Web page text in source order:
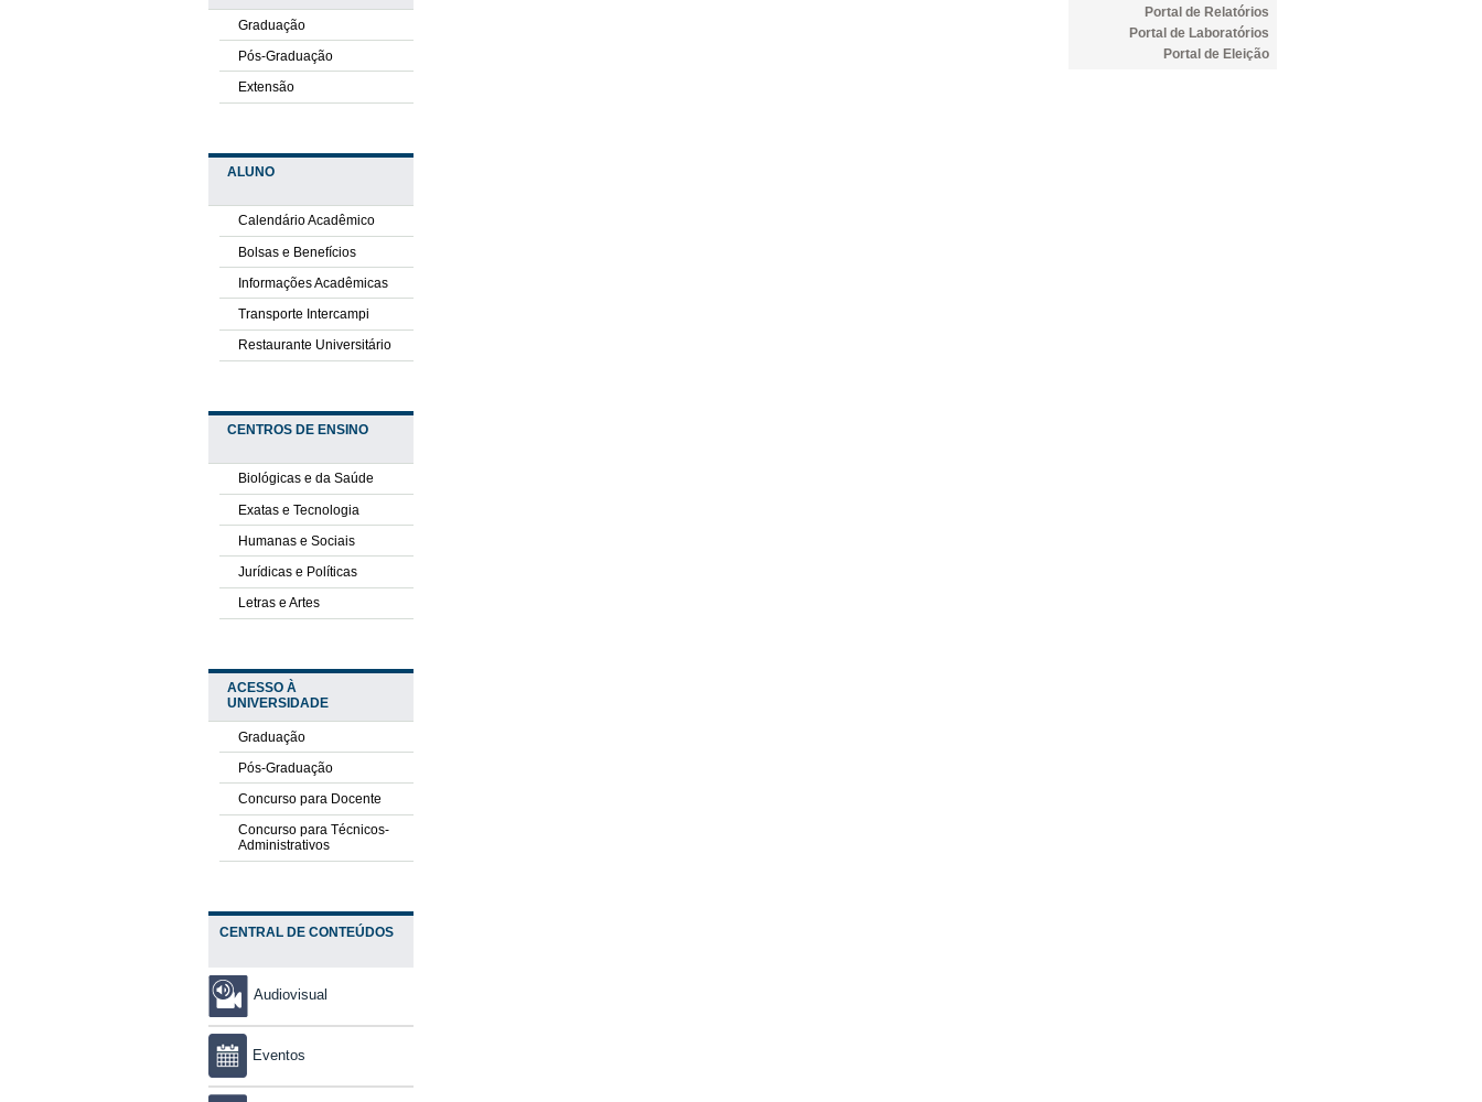
Graduação
Pós-Graduação
Extensão
ALUNO
Calendário Acadêmico
Bolsas e Benefícios
Informações Acadêmicas
Transporte Intercampi
Restaurante Universitário
CENTROS DE ENSINO
Biológicas e da Saúde
Exatas e Tecnologia
Humanas e Sociais
Jurídicas e Políticas
Letras e Artes
ACESSO À
UNIVERSIDADE
Graduação
Pós-Graduação
Concurso para Docente
Concurso para Técnicos-
Administrativos
CENTRAL DE CONTEÚDOS
Audiovisual
Eventos
Portal de Relatórios
Portal de Laboratórios
Portal de Eleição